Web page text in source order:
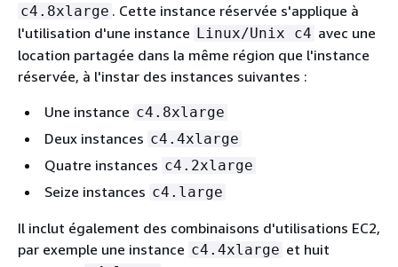
c4.8xlarge . Cette instance réservée s'applique à
l'utilisation d'une instance Linux/Unix c4 avec une
location partagée dans la même région que l'instance
réservée, à l'instar des instances suivantes :
Une instance c4.8xlarge
Deux instances c4.4xlarge
Quatre instances c4.2xlarge
Seize instances c4.large
Il inclut également des combinaisons d'utilisations EC2,
par exemple une instance c4.4xlarge et huit